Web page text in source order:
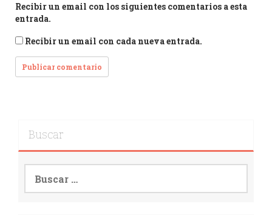
Recibir un email con los siguientes comentarios a esta
entrada.
Recibir un email con cada nueva entrada.
Buscar
Buscar: